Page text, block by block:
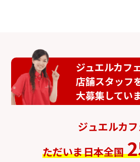
ジュエルカフ
店舗スタッフ
大募集してい
ジュエルカフ
ただいま日本全国